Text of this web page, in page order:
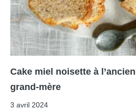
Cake miel noisette à
grand-mère
3 avril 2024